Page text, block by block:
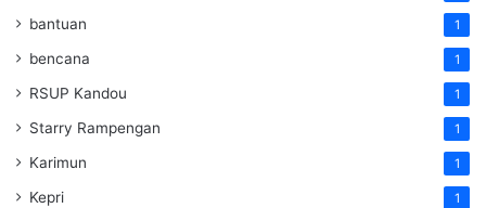
bantuan 1
bencana 1
RSUP Kandou 1
Starry Rampengan 1
Karimun 1
Kepri 1